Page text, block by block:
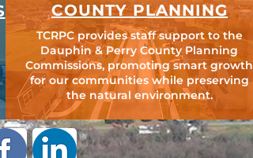
COUNTY PLANNING
TCRPC provides staff support to the
Dauphin & Perry County Planning
Commissions, promoting smart growth
for our communities while preserving
the natural environment.